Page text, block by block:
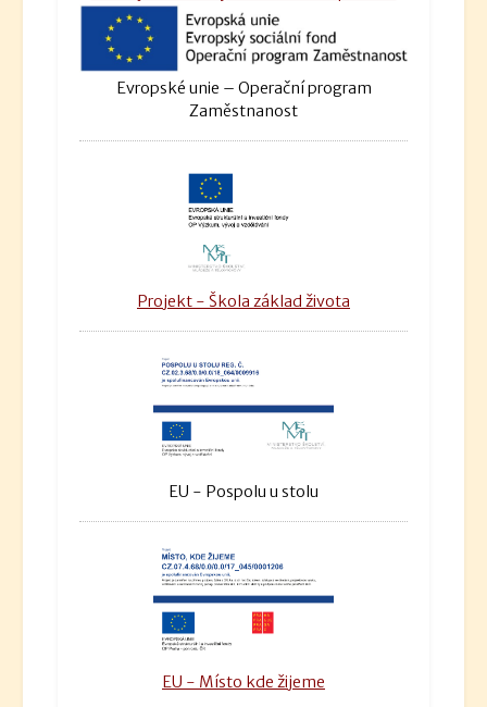
Evropské unie – Operační program
Zaměstnanost
Projekt - Škola základ života
EU - Pospolu u stolu
EU - Místo kde žijeme